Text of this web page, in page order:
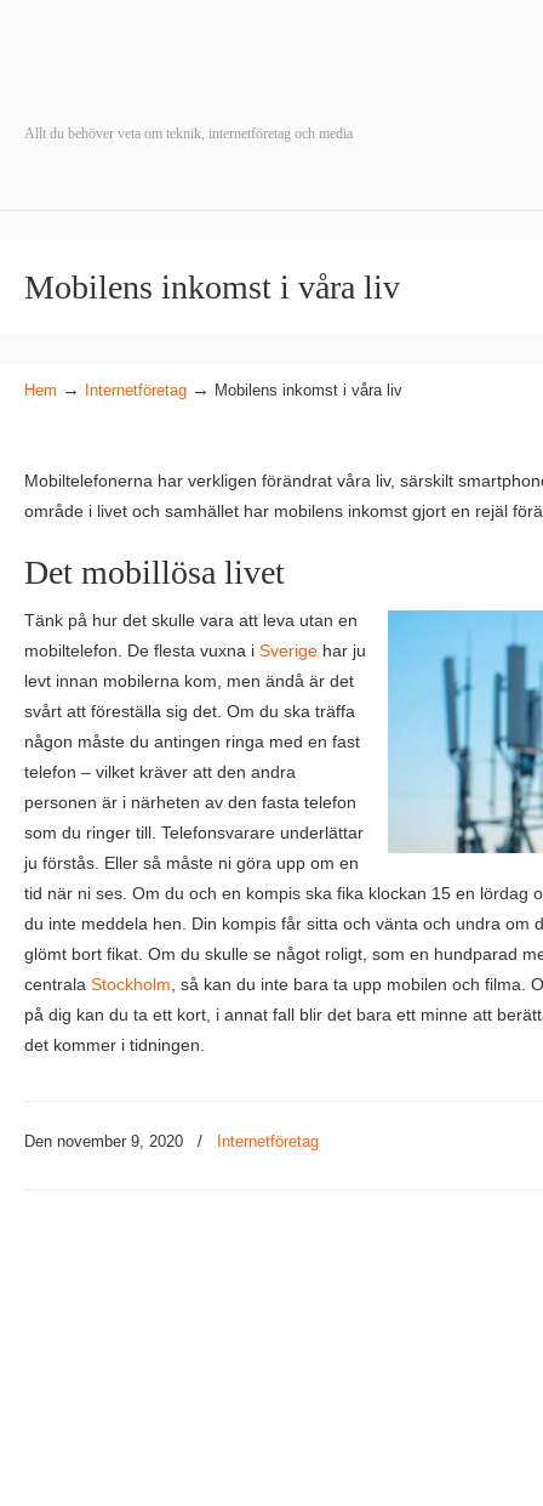
Allt du behöver veta om teknik, internetföretag och media
Mobilens inkomst i våra liv
Hem → Internetföretag → Mobilens inkomst i våra liv
Mobiltelefonerna har verkligen förändrat våra liv, särskilt
område i livet och samhället har mobilens inkomst gjort en rejäl
Det mobillösa livet
Tänk på hur det skulle vara att leva utan en
mobiltelefon. De flesta vuxna i Sverige har ju
levt innan mobilerna kom, men ändå är det
svårt att föreställa sig det. Om du ska träffa
någon måste du antingen ringa med en fast
telefon – vilket kräver att den andra
personen är i närheten av den fasta telefon
som du ringer till. Telefonsvarare underlättar
ju förstås. Eller så måste ni göra upp om en
tid när ni ses. Om du och en kompis ska fika klockan 15 en lördag
du inte meddela hen. Din kompis får sitta och vänta och undra om
glömt bort fikat. Om du skulle se något roligt, som en hundparad
centrala Stockholm , så kan du inte bara ta upp mobilen och filma.
på dig kan du ta ett kort, i annat fall blir det bara ett minne att
det kommer i tidningen.
Den november 9, 2020 / Internetföretag